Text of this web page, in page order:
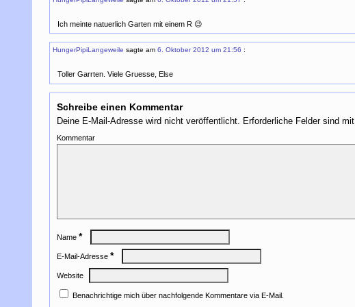
Ich meinte natuerlich Garten mit einem R 😉
HungerPipiLangeweile sagte am 6. Oktober 2012 um 21:56 :
Toller Garrten. Viele Gruesse, Else
Schreibe einen Kommentar
Deine E-Mail-Adresse wird nicht veröffentlicht. Erforderliche Felder sind mit
Kommentar
Name *
E-Mail-Adresse *
Website
Benachrichtige mich über nachfolgende Kommentare via E-Mail.